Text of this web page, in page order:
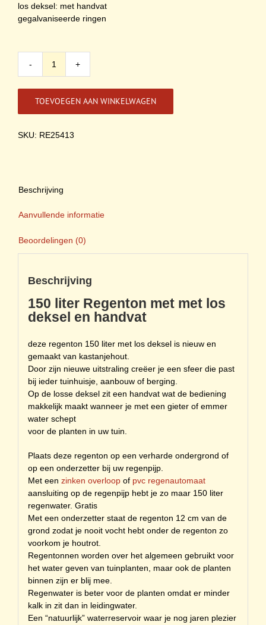
los deksel: met handvat
gegalvaniseerde ringen
150
met
deksel
TOEVOEGEN AAN WINKELWAGEN
SKU: RE25413
Beschrijving
Aanvullende informatie
Beoordelingen (0)
Beschrijving
150 liter Regenton met met los
deksel en handvat
deze regenton 150 liter met los deksel is nieuw en
gemaakt van kastanjehout.
Door zijn nieuwe uitstraling creëer je een sfeer die past
bij ieder tuinhuisje, aanbouw of berging.
Op de losse deksel zit een handvat wat de bediening
makkelijk maakt wanneer je met een gieter of emmer
water schept
voor de planten in uw tuin.
Plaats deze regenton op een verharde ondergrond of
op een onderzetter bij uw regenpijp.
Met een zinken overloopof pvc regenautomaat
aansluiting op de regenpijp hebt je zo maar 150 liter
regenwater. Gratis
Met een onderzetter staat de regenton 12 cm van de
grond zodat je nooit vocht hebt onder de regenton zo
voorkom je houtrot.
Regentonnen worden over het algemeen gebruikt voor
het water geven van tuinplanten, maar ook de planten
binnen zijn er blij mee.
Regenwater is beter voor de planten omdat er minder
kalk in zit dan in leidingwater.
Een “natuurlijk” waterreservoir waar je nog jaren plezier